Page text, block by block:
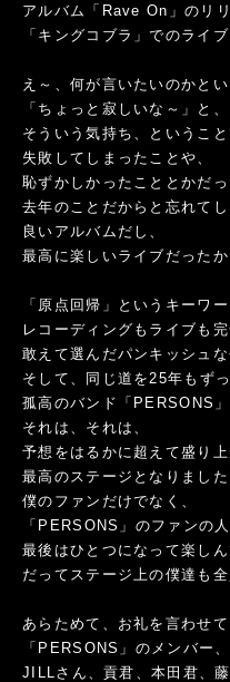
アルバム「Rave On」のリ
「キングコブラ」でのライ
え～、何が言いたいのかとい
「ちょっと寂しいな～」と、
そういう気持ち、ということ
失敗してしまったことや、
恥ずかしかったこととかだっ
去年のことだからと忘れて
良いアルバムだし、
最高に楽しいライブだったか
「原点回帰」というキーワー
レコーディングもライブも
敢えて選んだパンキッシュな
そして、同じ道を25年もず
孤高のバンド「PERSONS」
それは、それは、
予想をはるかに超えて盛り上
最高のステージとなりました
僕のファンだけでなく、
「PERSONS」のファンの人
最後はひとつになって楽し
だってステージ上の僕達も
あらためて、お礼を言わせて
「PERSONS」のメンバー、
JILLさん、貢君、本田君、藤